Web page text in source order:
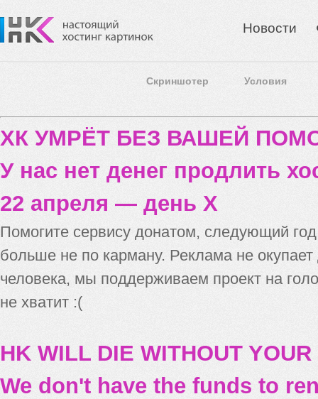
Новости
Скриншотер Условия
ХК УМРЁТ БЕЗ ВАШЕЙ
У нас нет денег продлить
22 апреля — день X
Помогите сервису донатом, следующий
больше не по карману. Реклама не
человека, мы поддерживаем проект на
не хватит :(
HK WILL DIE WITHOUT
We don't have the funds to